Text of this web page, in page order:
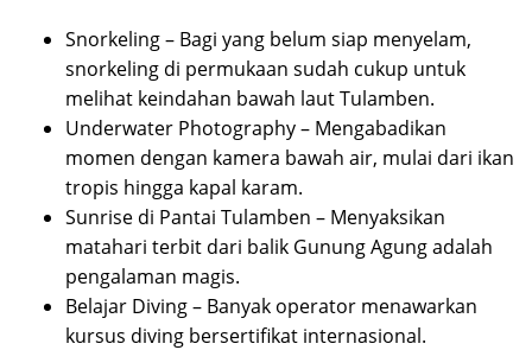
Snorkeling – Bagi yang belum siap menyelam,
snorkeling di permukaan sudah cukup untuk
melihat keindahan bawah laut Tulamben.
Underwater Photography – Mengabadikan
momen dengan kamera bawah air, mulai dari ikan
tropis hingga kapal karam.
Sunrise di Pantai Tulamben – Menyaksikan
matahari terbit dari balik Gunung Agung adalah
pengalaman magis.
Belajar Diving – Banyak operator menawarkan
kursus diving bersertifikat internasional.